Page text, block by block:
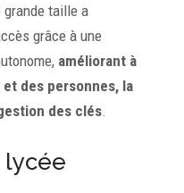
grande taille a
grâce à une
améliorant à
des personnes, la
des clés.
lycée